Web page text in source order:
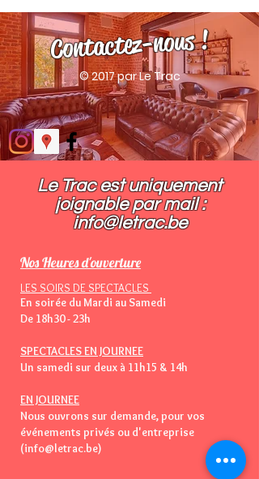
Contactez-nous !
© 2017 par Le Trac
Le Trac est uniquement
joignable par mail :​
info@letrac.be
Nos Heures d'ouverture
LES SOIRS DE SPECTACLES
En soirée du Mardi au Samedi
De 18h30 - 23h
SPECTACLES EN JOURNEE
Un samedi sur deux à 11h15 & 14h
EN JOURNEE
Nous ouvrons sur demande, pour vos
événements privés ou d'entreprise
(info@letrac.be)